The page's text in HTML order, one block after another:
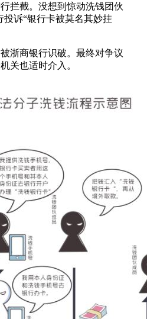
截。没想到惊动洗钱团伙
诉“银行卡被莫名其妙挂
商银行识破。最终对争议
关也适时介入。